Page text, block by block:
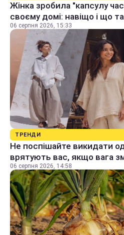
Жінка зробила "капсулу
своєму домі: навіщо і що
06 серпня 2026, 15:33
ТРЕНДИ
Не поспішайте викидати
врятують вас, якщо вага
06 серпня 2026, 14:58